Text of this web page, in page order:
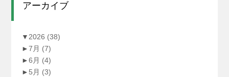
アーカイブ
▼2026 (38)
►7月 (7)
►6月 (4)
► 5月 (3)